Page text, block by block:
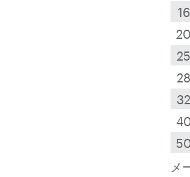
16
20
25
28
32
メ